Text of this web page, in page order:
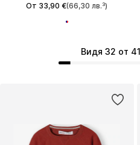
От 33,90 €(66,30 лв.³)
Видя 32 от